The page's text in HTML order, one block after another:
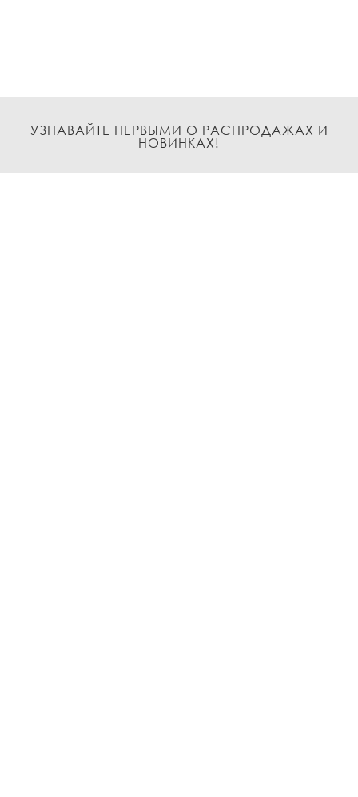
УЗНАВАЙТЕ ПЕРВЫМИ О РАСПРОДАЖАХ И
НОВИНКАХ!